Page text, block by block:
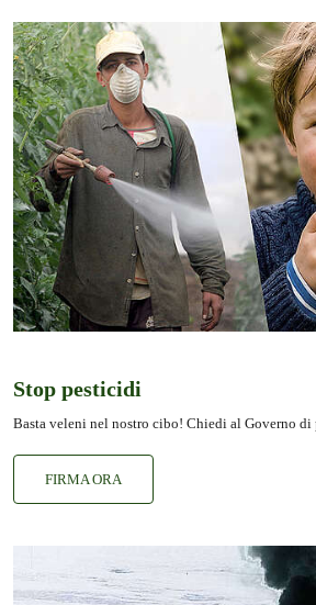
Stop pesticidi
Basta veleni nel nostro cibo! Chiedi al Governo di
FIRMA ORA